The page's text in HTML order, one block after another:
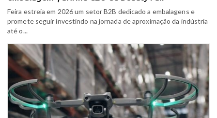
Feira estreia em 2026 um setor B2B dedicado a embalagens e
promete seguir investindo na jornada de aproximação da indústria
até o...